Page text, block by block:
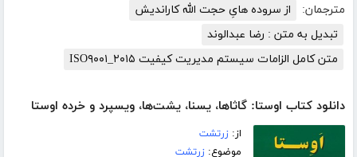
مترجمان:
از سروده هایِ حجت الله کاراندیش
تبدیل به متن : رضا عبدالوند
متن کامل الزامات سیستم مدیریت کیفیت ISO۹۰۰۱_۲۰۱۵
دانلود کتاب اوستا: گاثاها، یسنا، یشت‌ها، ویسپرد و خرده اوستا
از:زرتشت
موضوع:زرتشت